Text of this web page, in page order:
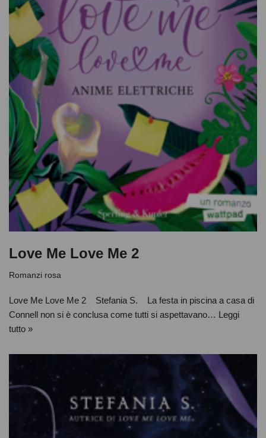
Love Me Love Me 2
Romanzi rosa
Love Me Love Me 2 Stefania S. La festa in piscina a casa di
Connell non si è conclusa come tutti si aspettavano… Leggi
tutto »